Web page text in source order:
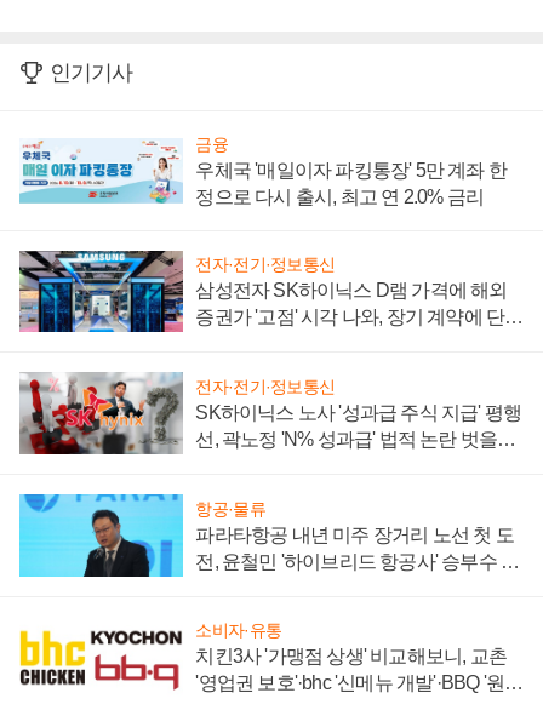
인기기사
금융
우체국 '매일이자 파킹통장' 5만 계좌 한
정으로 다시 출시, 최고 연 2.0% 금리
전자·전기·정보통신
삼성전자 SK하이닉스 D램 가격에 해외
증권가 '고점' 시각 나와, 장기 계약에 단점
전자·전기·정보통신
SK하이닉스 노사 '성과급 주식 지급' 평행
선, 곽노정 'N% 성과급' 법적 논란 벗을지
항공·물류
파라타항공 내년 미주 장거리 노선 첫 도
전, 윤철민 '하이브리드 항공사' 승부수 통
소비자·유통
치킨3사 '가맹점 상생' 비교해보니, 교촌
'영업권 보호'·bhc '신메뉴 개발'·BBQ '원가